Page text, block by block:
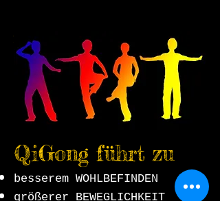
Hier findet ihr Seiten von Freunden.
QiGong
in Haidhausen
QiGong führt zu
besserem WOHLBEFINDEN
größerer BEWEGLICHKEIT